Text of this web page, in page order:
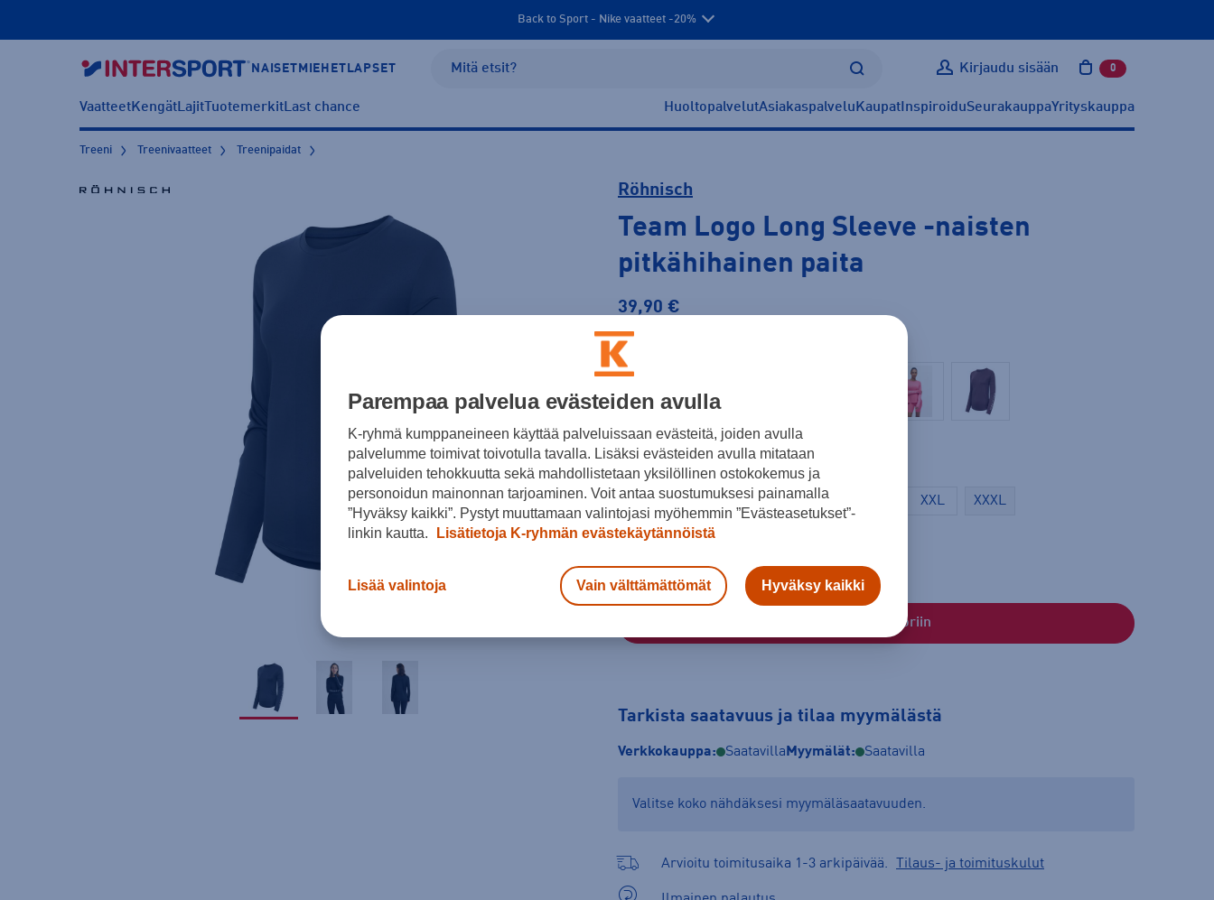
Back to Sport - Nike vaatteet -20%
NAISET MIEHET LAPSET Kirjaudu sisään 0 tuotetta
VaatteetKengätLajitTuotemerkitLast chance HuoltopalvelutAsiakaspalvelu Kaupat InspiroiduSeurakauppaYrityskauppa
Treeni Treenivaatteet Treenipaidat
Röhnisch
Team Logo Long Sleeve -naisten
pitkähihainen paita
39,90 €
Väri
Musta
Koko
XS S M L XXL XXXL
Kokotaulukko
Lisää ostoskoriin
Tarkista saatavuus ja tilaa myymälästä
Verkkokauppa: Saatavilla Myymälät: Saatavilla
Valitse koko nähdäksesi myymäläsaatavuuden.
Arvioitu toimitusaika 1-3 arkipäivää. Tilaus- ja toimituskulut
Parempaa palvelua evästeiden avulla
K-ryhmä kumppaneineen käyttää palveluissaan evästeitä, joiden avulla
palvelumme toimivat toivotulla tavalla. Lisäksi evästeiden avulla mitataan
palveluiden tehokkuutta sekä mahdollistetaan yksilöllinen ostokokemus ja
personoidun mainonnan tarjoaminen. Voit antaa suostumuksesi painamalla
”Hyväksy kaikki”. Pystyt muuttamaan valintojasi myöhemmin ”Evästeasetukset”-
linkin kautta.
Lisätietoja K-ryhmän evästekäytännöistä
Lisää valintoja Vain välttämättömät Hyväksy kaikki